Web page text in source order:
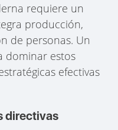
requiere un
producción,
de personas. Un
dominar estos
efectivas
directivas